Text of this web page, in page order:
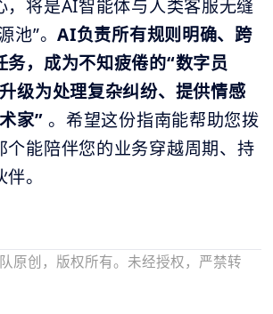
，将是AI智能体与人类客服无缝
池”。AI负责所有规则明确、跨
务，成为不知疲倦的“数字员
级为处理复杂纠纷、提供情感
家” 。希望这份指南能帮助您拨
个能陪伴您的业务穿越周期、持
。
原创，版权所有。未经授权，严禁转